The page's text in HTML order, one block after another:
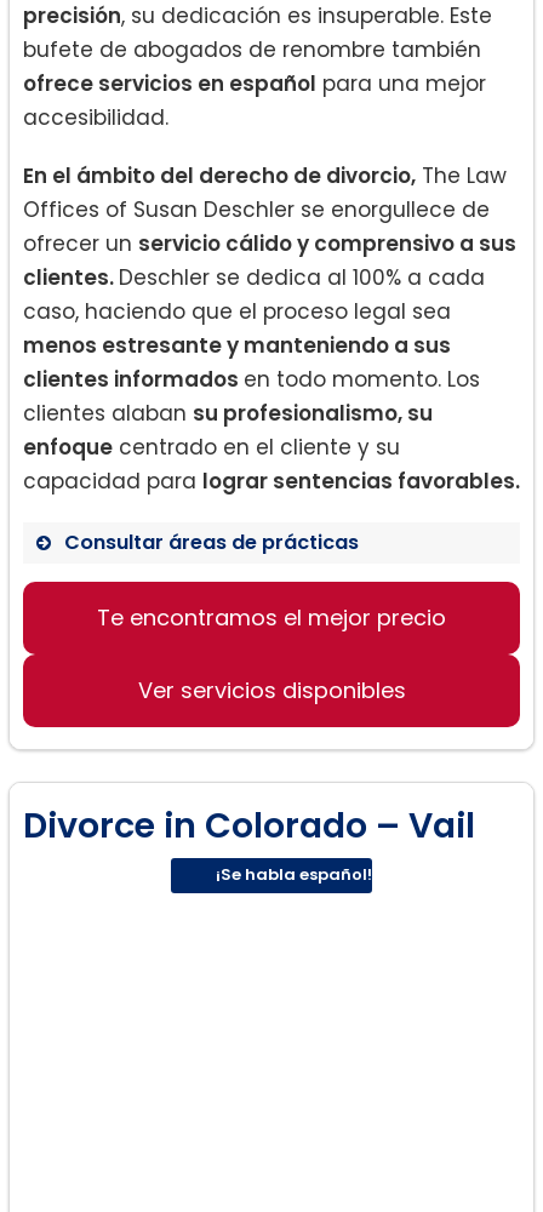
precisión, su dedicación es insuperable. Este
bufete de abogados de renombre también
ofrece servicios en español para una mejor
accesibilidad.
En el ámbito del derecho de divorcio, The Law
Offices of Susan Deschler se enorgullece de
ofrecer un servicio cálido y comprensivo a sus
clientes. Deschler se dedica al 100% a cada
caso, haciendo que el proceso legal sea
menos estresante y manteniendo a sus
clientes informados en todo momento. Los
clientes alaban su profesionalismo, su
enfoque centrado en el cliente y su
capacidad para lograr sentencias favorables.
Consultar áreas de prácticas
Derecho de divorcio
Derecho de tráfico
hispanohablantes
Te encontramos el mejor precio
Ver servicios disponibles
Divorce in Colorado – Vail
¡Se habla español!